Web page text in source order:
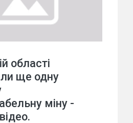
області
ще одну
міну -